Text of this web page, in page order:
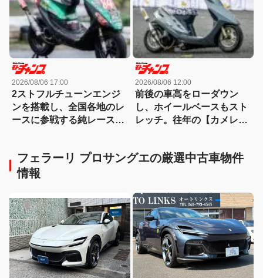
2026/08/06 17:00
2ストフルチューンエンジ
ンを搭載し、全国各地のレ
ースに参戦する純レース仕
2026/08/06 12:00
前後の車高をローダウン
し、ホイールベースもスト
レッチ。往年の【カメレオ
フェラーリ プロサングエの厳選中古車物件
情報